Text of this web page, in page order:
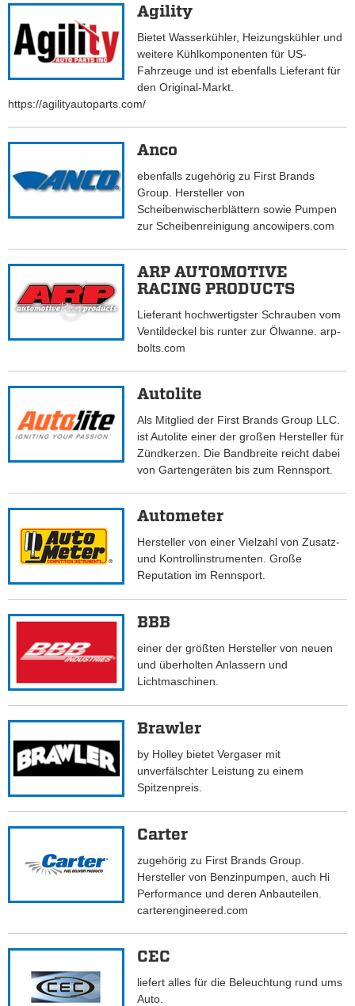
Agility
Bietet Wasserkühler, Heizungskühler und
weitere Kühlkomponenten für US-
Fahrzeuge und ist ebenfalls Lieferant für
den Original-Markt.
https://agilityautoparts.com/
Anco
ebenfalls zugehörig zu First Brands
Group. Hersteller von
Scheibenwischerblättern sowie Pumpen
zur Scheibenreinigung ancowipers.com
ARP AUTOMOTIVE
RACING PRODUCTS
Lieferant hochwertigster Schrauben vom
Ventildeckel bis runter zur Ölwanne. arp-
bolts.com
Autolite
Als Mitglied der First Brands Group LLC.
ist Autolite einer der großen Hersteller für
Zündkerzen. Die Bandbreite reicht dabei
von Gartengeräten bis zum Rennsport.
Autometer
Hersteller von einer Vielzahl von Zusatz-
und Kontrollinstrumenten. Große
Reputation im Rennsport.
BBB
einer der größten Hersteller von neuen
und überholten Anlassern und
Lichtmaschinen.
Brawler
by Holley bietet Vergaser mit
unverfälschter Leistung zu einem
Spitzenpreis.
Carter
zugehörig zu First Brands Group.
Hersteller von Benzinpumpen, auch Hi
Performance und deren Anbauteilen.
carterengineered.com
CEC
liefert alles für die Beleuchtung rund ums
Auto.